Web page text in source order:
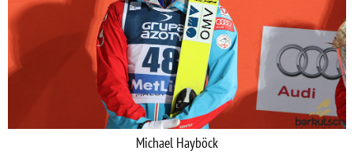
Michael Hayböck